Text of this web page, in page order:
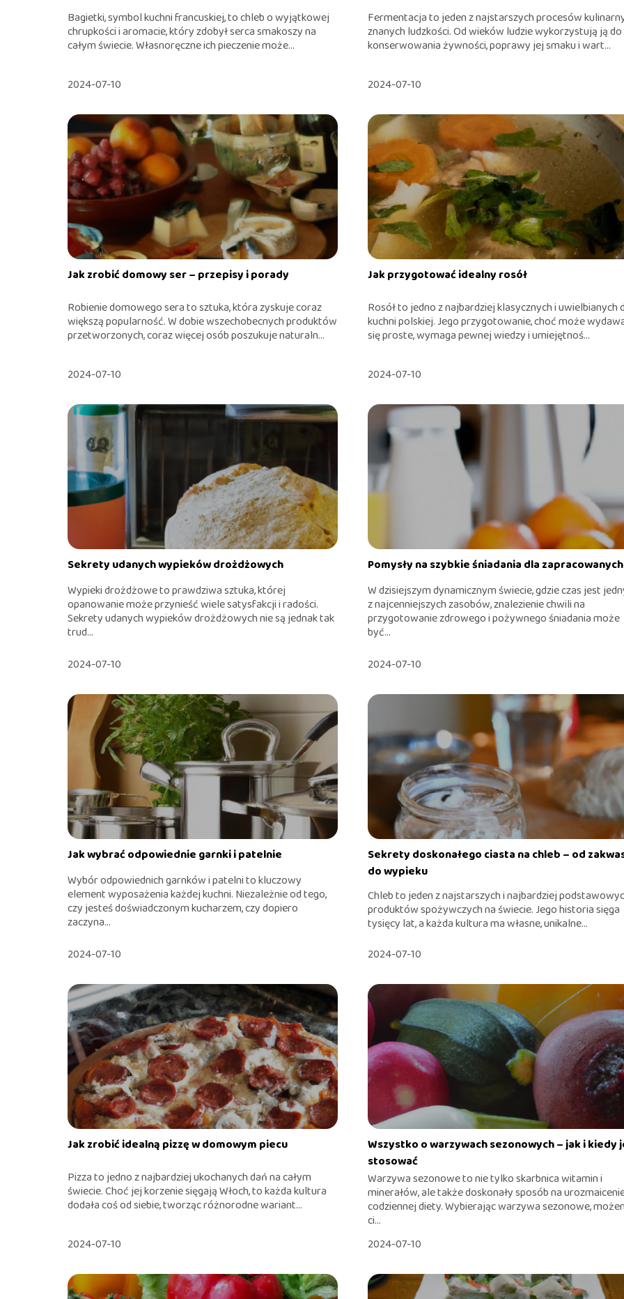
Bagietki, symbol kuchni francuskiej, to chleb o wyjątkowej
chrupkości i aromacie, który zdobył serca smakoszy na
całym świecie. Własnoręczne ich pieczenie może...
2024-07-10
Fermentacja to jeden z najstarszych procesów
znanych ludzkości. Od wieków ludzie wykorzystują ją do
konserwowania żywności, poprawy jej smaku i wart...
2024-07-10
Jak zrobić domowy ser – przepisy i porady
Robienie domowego sera to sztuka, która zyskuje coraz
większą popularność. W dobie wszechobecnych produktów
przetworzonych, coraz więcej osób poszukuje naturaln...
2024-07-10
Jak przygotować idealny rosół
Rosół to jedno z najbardziej klasycznych i uwielbianych
kuchni polskiej. Jego przygotowanie, choć może
się proste, wymaga pewnej wiedzy i umiejętnoś...
2024-07-10
Sekrety udanych wypieków drożdżowych
Wypieki drożdżowe to prawdziwa sztuka, której
opanowanie może przynieść wiele satysfakcji i radości.
Sekrety udanych wypieków drożdżowych nie są jednak tak
trud...
2024-07-10
Pomysły na szybkie śniadania dla zapracowanych
W dzisiejszym dynamicznym świecie, gdzie czas jest
z najcenniejszych zasobów, znalezienie chwili na
przygotowanie zdrowego i pożywnego śniadania może
być...
2024-07-10
Jak wybrać odpowiednie garnki i patelnie
Wybór odpowiednich garnków i patelni to kluczowy
element wyposażenia każdej kuchni. Niezależnie od tego,
czy jesteś doświadczonym kucharzem, czy dopiero
zaczyna...
2024-07-10
Sekrety doskonałego ciasta na chleb – od
do wypieku
Chleb to jeden z najstarszych i najbardziej
produktów spożywczych na świecie. Jego historia sięga
tysięcy lat, a każda kultura ma własne, unikalne...
2024-07-10
Jak zrobić idealną pizzę w domowym piecu
Pizza to jedno z najbardziej ukochanych dań na całym
świecie. Choć jej korzenie sięgają Włoch, to każda kultura
dodała coś od siebie, tworząc różnorodne wariant...
2024-07-10
Wszystko o warzywach sezonowych – jak i kiedy
stosować
Warzywa sezonowe to nie tylko skarbnica witamin i
minerałów, ale także doskonały sposób na
codziennej diety. Wybierając warzywa sezonowe,
ci...
2024-07-10